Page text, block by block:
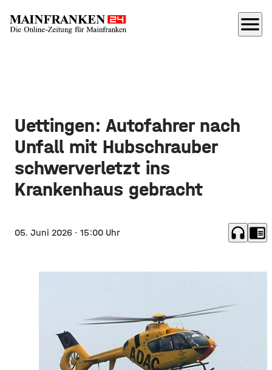
menu
Uettingen: Autofahrer nach
Unfall mit Hubschrauber
schwerverletzt ins
Krankenhaus gebracht
05. Juni 2026 · 15:00 Uhr headphones chrome_reader_mode